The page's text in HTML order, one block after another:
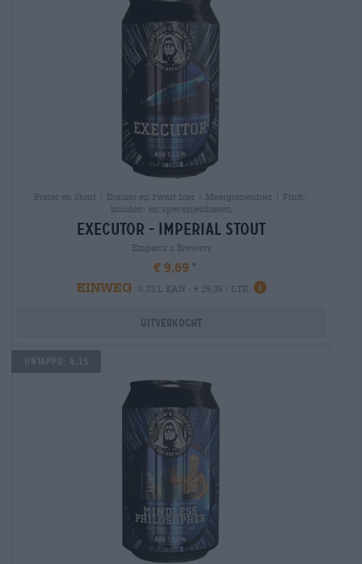
Porter en Stout | Donker en zwart bier | Meergranenbier | Fruit-,
kruiden- en specerijenbieren
executor - imperial stout
Emperor´s Brewery
€ 9,69
EINWEG
0,33 L KAN - € 29,36 / LTR
Uitverkocht
Untappd: 4,15